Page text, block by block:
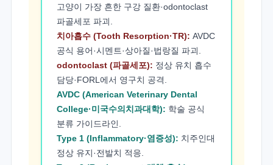
고양이 가장 흔한 구강 질환·odontoclast
파골세포 파괴.
치아흡수 (Tooth Resorption·TR): AVDC
공식 용어·시멘트·상아질·법랑질 파괴.
odontoclast (파골세포): 정상 유치 흡수
담당·FORL에서 영구치 공격.
AVDC (American Veterinary Dental
College·미국수의치과대학): 학술 공식
분류 가이드라인.
Type 1 (Inflammatory·염증성): 치주인대
정상 유지·전발치 적응.